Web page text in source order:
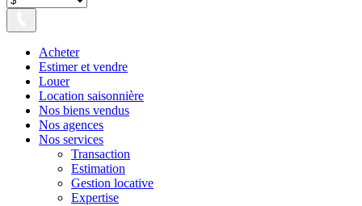
Acheter
Estimer et vendre
Louer
Location saisonnière
Nos biens vendus
Nos agences
Nos services
Transaction
Estimation
Gestion locative
Expertise